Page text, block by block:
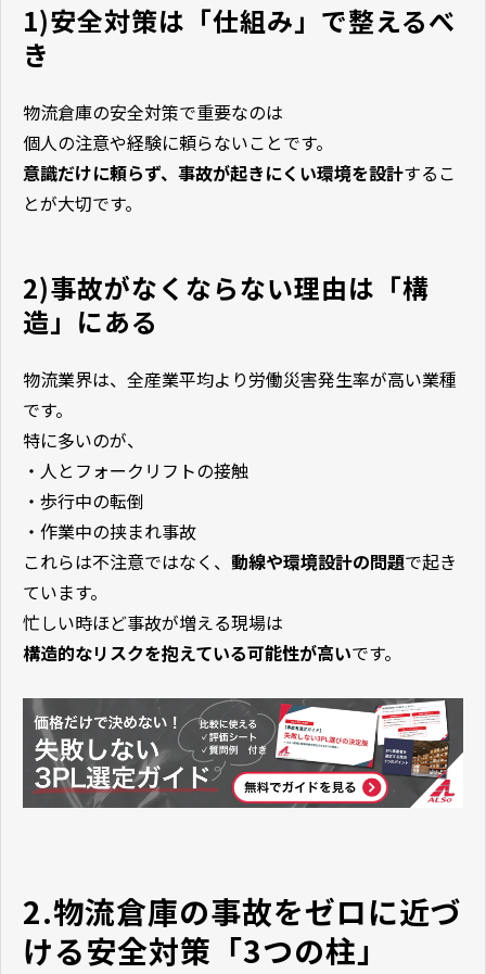
1)安全対策は「仕組み」で整えるべ
き
物流倉庫の安全対策で重要なのは
個人の注意や経験に頼らないことです。
意識だけに頼らず、事故が起きにくい環境を設計するこ
とが大切です。
2)事故がなくならない理由は「構
造」にある
物流業界は、全産業平均より労働災害発生率が高い業種
です。
特に多いのが、
・人とフォークリフトの接触
・歩行中の転倒
・作業中の挟まれ事故
これらは不注意ではなく、 動線や環境設計の問題で起き
ています。
忙しい時ほど事故が増える現場は
構造的なリスクを抱えている可能性が高いです。
2.物流倉庫の事故をゼロに近づ
ける安全対策「3つの柱」